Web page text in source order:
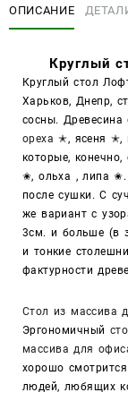
Лофт
для
ресторана
ОПИСАНИЕ
Круглый
Круглый стол
Харьков, Днепр,
сосны. Древесина
ореха ✭, ясеня ✭,
которые,
✬, ольха , липа ✬.
после сушки. С
же вариант с
3см. и больше (в
и тонкие
фактурности
Стол из массива
Эргономичный
массива для
хорошо
людей, любящих